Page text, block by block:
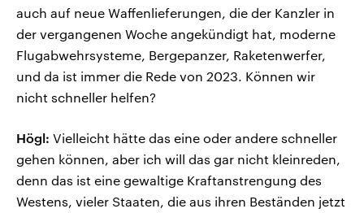
auch auf neue Waffenlieferungen, die der Kanzler in
der vergangenen Woche angekündigt hat, moderne
Flugabwehrsysteme, Bergepanzer, Raketenwerfer,
und da ist immer die Rede von 2023. Können wir
nicht schneller helfen?
Högl: Vielleicht hätte das eine oder andere schneller
gehen können, aber ich will das gar nicht kleinreden,
denn das ist eine gewaltige Kraftanstrengung des
Westens, vieler Staaten, die aus ihren Beständen jetzt